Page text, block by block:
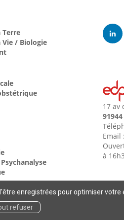
enregistrées pour optimiser votre
refuser
Terre
Vie / Biologie
17 av
Email
à